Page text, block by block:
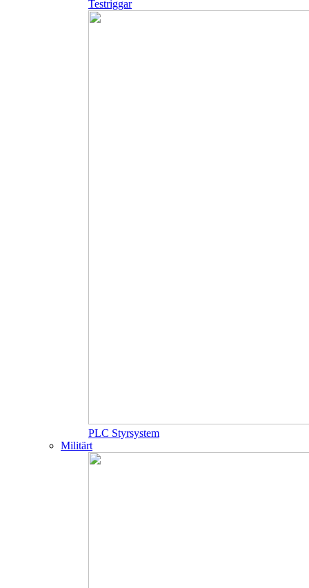
Testriggar
PLC Styrsystem
Militärt